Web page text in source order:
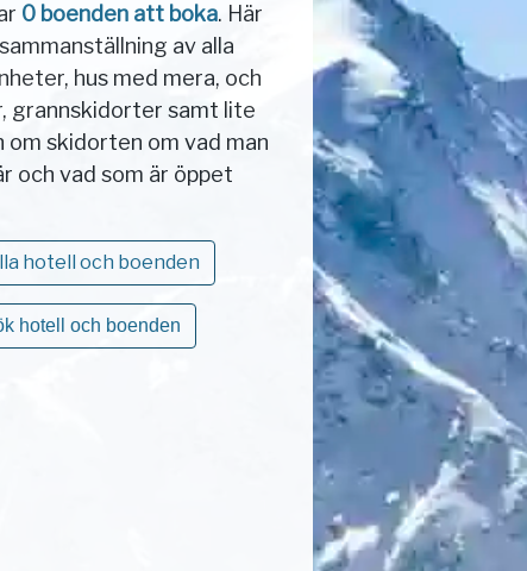
0 boenden att boka. Här
av alla
hus med mera, och
grannskidorter samt lite
skidorten om vad man
och vad som är öppet
hotell och boenden
hotell och boenden